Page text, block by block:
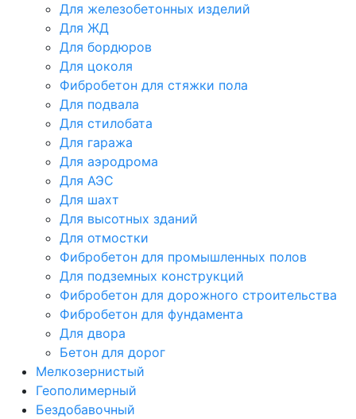
Для железобетонных изделий
Для ЖД
Для бордюров
Для цоколя
Фибробетон для стяжки пола
Для подвала
Для стилобата
Для гаража
Для аэродрома
Для АЭС
Для шахт
Для высотных зданий
Для отмостки
Фибробетон для промышленных полов
Для подземных конструкций
Фибробетон для дорожного строительства
Фибробетон для фундамента
Для двора
Бетон для дорог
Мелкозернистый
Геополимерный
Бездобавочный